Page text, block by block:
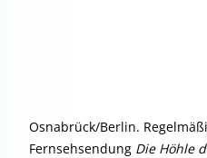
Osnabrück/Berlin.
Fernsehsendung Die Höhle